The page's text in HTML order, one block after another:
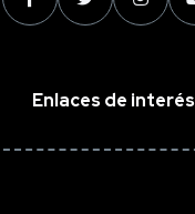
Enlaces de interés